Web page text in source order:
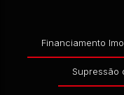
Financiamento
Supressão